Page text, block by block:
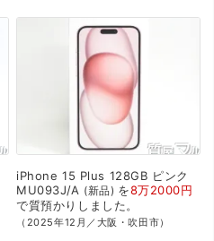
iPhone 15 Plus 128GB ピンク
MU093J/A
新品 を8万2000円
で質預かり しました。
（2025年12月／大阪・吹田市）